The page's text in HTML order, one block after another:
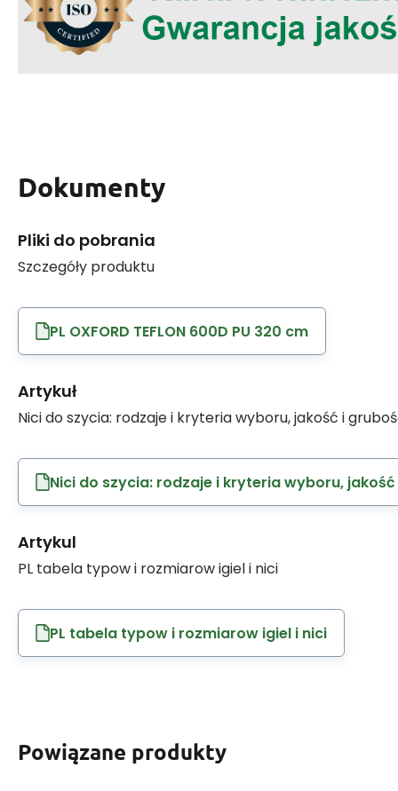
Dokumenty
Pliki do pobrania
Szczegóły produktu
PL OXFORD TEFLON 600D PU 320 cm
Artykuł
Nici do szycia: rodzaje i kryteria wyboru, jakość i
Nici do szycia: rodzaje i kryteria wyboru,
Artykul
PL tabela typow i rozmiarow igiel i nici
PL tabela typow i rozmiarow igiel i nici
Powiązane produkty